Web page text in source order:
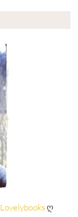
Lovelybooksღ